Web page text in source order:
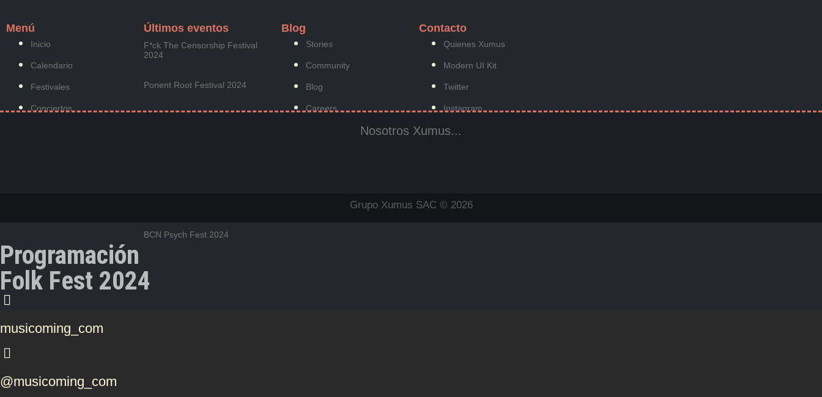
Menú
Inicio
Calendario
Festivales
Conciertos
Últimos eventos
F*ck The Censorship Festival
2024
Ponent Root Festival 2024
Guitar BCN 2024
BCN Psych Fest 2024
Blog
Stories
Community
Blog
Careers
Contacto
Quienes Xumus
Modern UI Kit
Twitter
Instagram
Facebook
Nosotros Xumus...
Grupo Xumus SAC © 2026
Programación
Folk Fest 2024
musicoming_com
@musicoming_com